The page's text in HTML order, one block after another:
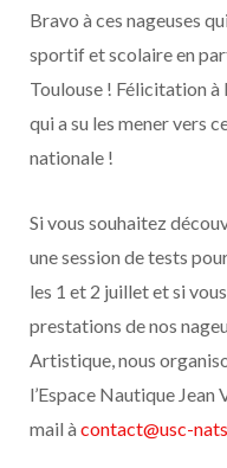
Bravo à ces nageuses
sportif et scolaire en
Toulouse ! Félicitation
qui a su les mener vers
nationale !
Si vous souhaitez
une session de tests
les 1 et 2 juillet et si
prestations de nos
Artistique, nous
l’Espace Nautique Jean
mail à contact@usc-